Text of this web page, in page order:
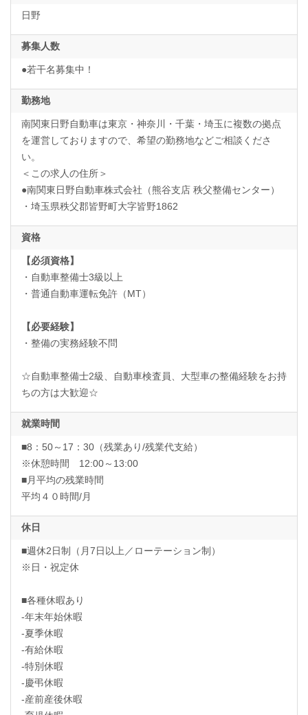
日野
募集人数
●若干名募集中！
勤務地
南関東日野自動車は東京・神奈川・千葉・埼玉に複数の拠点
を運営しておりますので、希望の勤務地などご相談くださ
い。
＜この求人の住所＞
●南関東日野自動車株式会社（熊谷支店 秩父整備センター）
・埼玉県秩父郡皆野町大字皆野1862
資格
【必須資格】
・自動車整備士3級以上
・普通自動車運転免許（MT）
【必要経験】
・整備の実務経験不問
☆自動車整備士2級、自動車検査員、大型車の整備経験をお持
ちの方は大歓迎☆
就業時間
■8：50～17：30（残業あり/残業代支給）
※休憩時間 12:00～13:00
■月平均の残業時間
平均４０時間/月
休日
■週休2日制（月7日以上／ローテーション制）
※日・祝定休
■各種休暇あり
-年末年始休暇
-夏季休暇
-有給休暇
-特別休暇
-慶弔休暇
-産前産後休暇